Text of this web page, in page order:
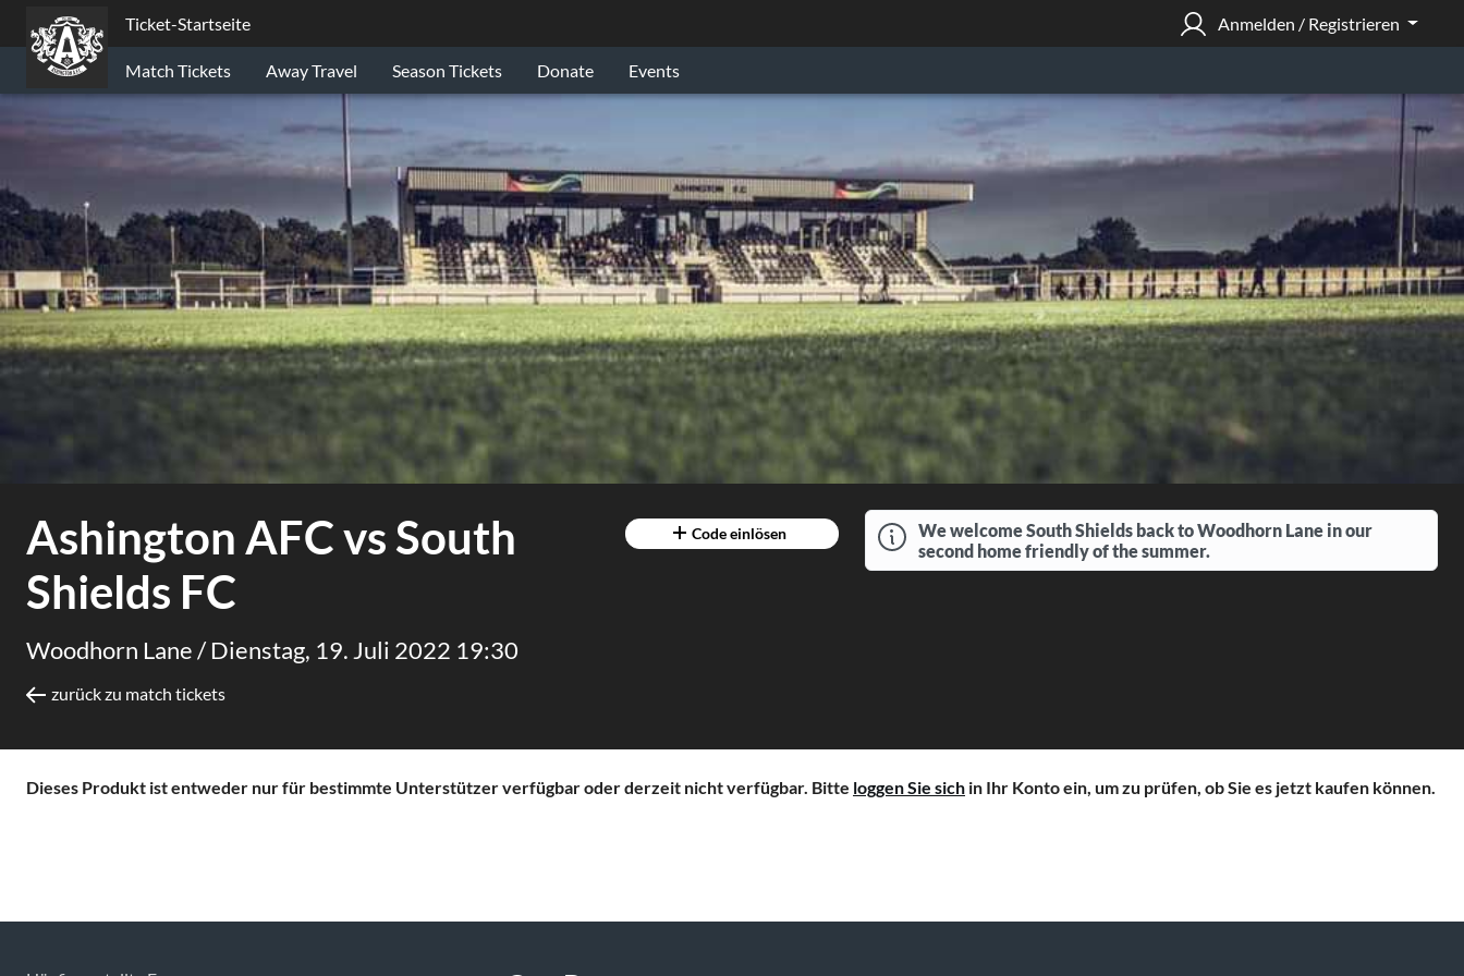
Ticket-Startseite Anmelden / Registrieren
Match Tickets Away Travel Season Tickets Donate Events
Ashington AFC vs South
Shields FC
Woodhorn Lane /Dienstag, 19. Juli 2022 19:30
zurück zu match tickets
Code einlösen
We welcome South Shields back to Woodhorn Lane in our
second home friendly of the summer.
Dieses Produkt ist entweder nur für bestimmte Unterstützer verfügbar oder derzeit nicht verfügbar. Bitte loggen Sie sich in Ihr Konto ein, um zu prüfen, ob Sie es jetzt kaufen können.